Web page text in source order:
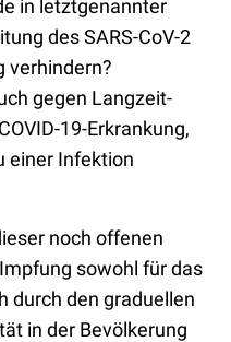
in letztgenannter
des SARS-CoV-2
verhindern?
gegen Langzeit-
19-Erkrankung,
einer Infektion
noch offenen
sowohl für das
durch den graduellen
in der Bevölkerung